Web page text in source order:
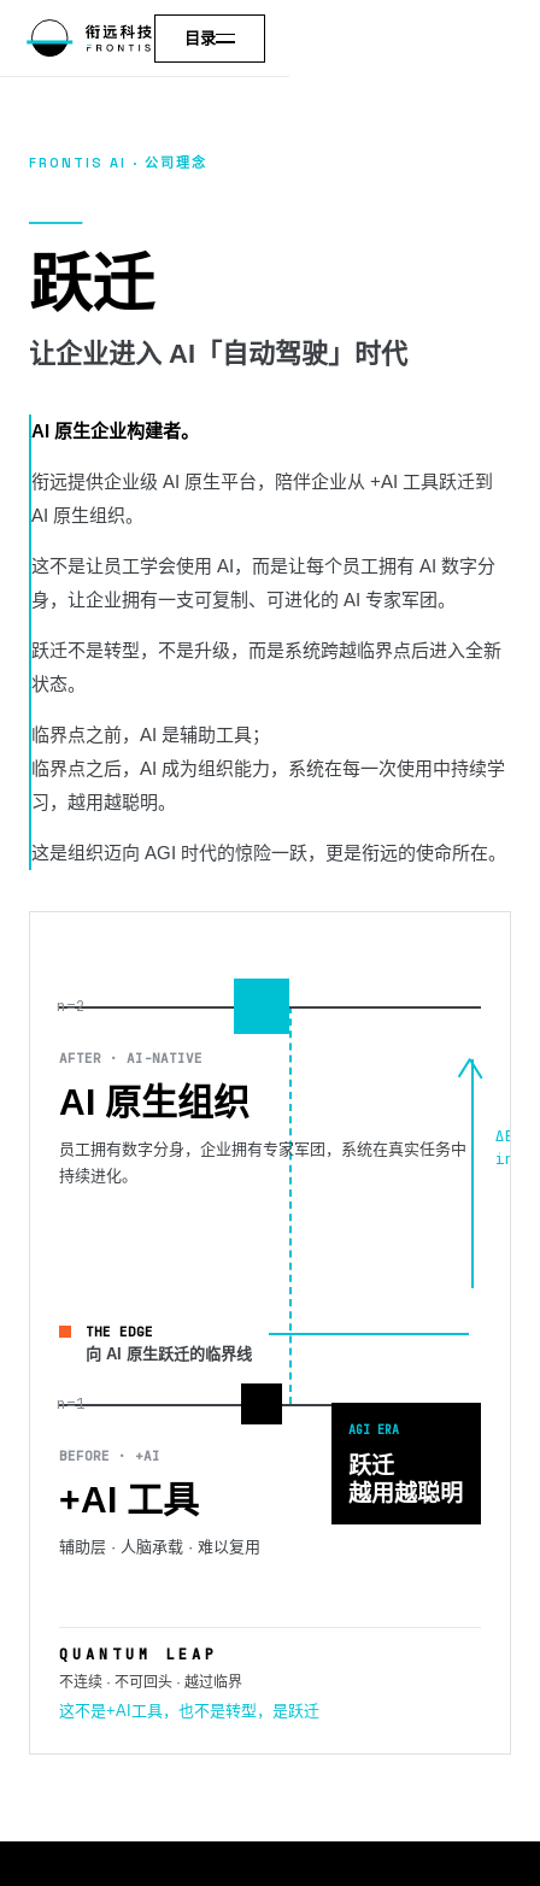
目录
FRONTIS AI · 公司理念
跃迁
让企业进入 AI「自动驾驶」时代
AI 原生企业构建者。
衔远提供企业级 AI 原生平台，陪伴企业从 +AI 工具跃迁到
AI 原生组织。
这不是让员工学会使用 AI，而是让每个员工拥有 AI 数字分
身，让企业拥有一支可复制、可进化的 AI 专家军团。
跃迁不是转型，不是升级，而是系统跨越临界点后进入全新
状态。
临界点之前，AI 是辅助工具；
临界点之后，AI 成为组织能力，系统在每一次使用中持续学
习，越用越聪明。
这是组织迈向 AGI 时代的惊险一跃，更是衔远的使命所在。
n=2
AFTER · AI-NATIVE
AI 原生组织
员工拥有数字分身，企业拥有专家军团，系统在真实任务中
持续进化。
ΔE
n=1
BEFORE · +AI
+AI 工具
辅助层 · 人脑承载 · 难以复用
THE EDGE
向 AI 原生跃迁的临界线
AGI ERA
跃迁
越用越聪明
QUANTUM LEAP
不连续 · 不可回头 · 越过临界
这不是+AI工具，也不是转型，是跃迁